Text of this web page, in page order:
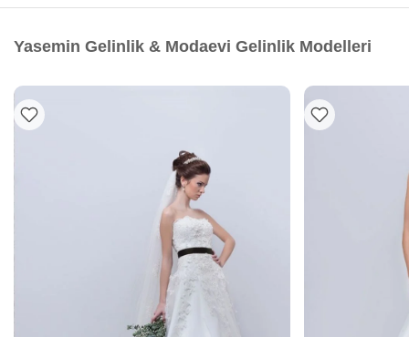
Yasemin Gelinlik & Modaevi Gelinlik Modelleri